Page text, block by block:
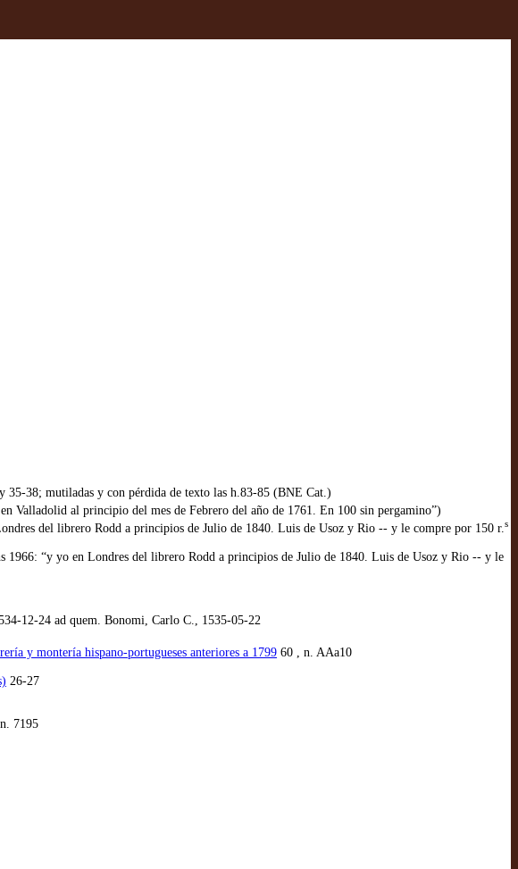
35-38; mutiladas y con pérdida de texto las h.83-85 (BNE Cat.)
Valladolid al principio del mes de Febrero del año de 1761. En 100 sin pergamino”)
del librero Rodd a principios de Julio de 1840. Luis de Usoz y Rio -- y le compre por 150 r. s
“y yo en Londres del librero Rodd a principios de Julio de 1840. Luis de Usoz y Rio -- y le
12-24 ad quem. Bonomi, Carlo C., 1535-05-22
y montería hispano-portugueses anteriores a 1799 60 , n. AAa10
26-27
7195